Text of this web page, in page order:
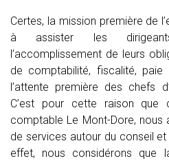
Certes, la mission première de
à assister les
l’accomplissement de leurs
de comptabilité, fiscalité,
l’attente première des chefs
C’est pour cette raison que
comptable Le Mont-Dore,
de services autour du conseil
effet, nous considérons que